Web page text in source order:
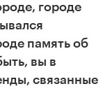
городе
память об
вы в
связанные